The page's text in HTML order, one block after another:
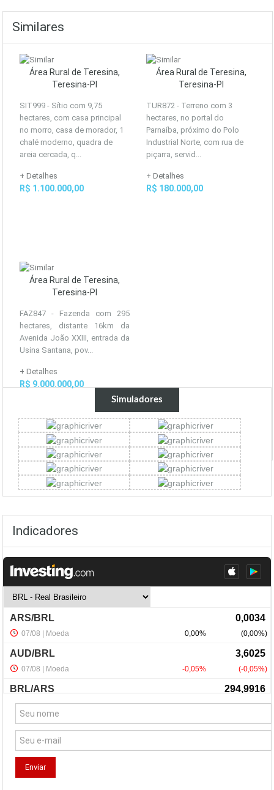
Similares
Área Rural de Teresina,
Teresina-PI
SIT999 - Sítio com 9,75
hectares, com casa principal
no morro, casa de morador, 1
chalé moderno, quadra de
areia cercada, q...
+ Detalhes
R$ 1.100.000,00
Área Rural de Teresina,
Teresina-PI
TUR872 - Terreno com 3
hectares, no portal do
Parnaíba, próximo do Polo
Industrial Norte, com rua de
piçarra, servid...
+ Detalhes
R$ 180.000,00
Área Rural de Teresina,
Teresina-PI
FAZ847 - Fazenda com 295
hectares, distante 16km da
Avenida João XXIII, entrada da
Usina Santana, pov...
+ Detalhes
R$ 9.000.000,00
Simuladores
Indicadores
NewsLetter